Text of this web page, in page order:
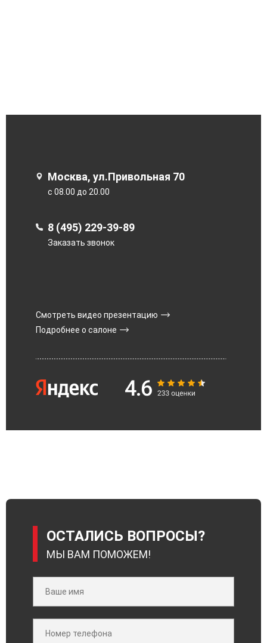
Москва, ул.Привольная 70
с 08.00 до 20.00
8 (495) 229-39-89
Заказать звонок
Смотреть видео презентацию
Подробнее о салоне
ОСТАЛИСЬ ВОПРОСЫ?
МЫ ВАМ ПОМОЖЕМ!